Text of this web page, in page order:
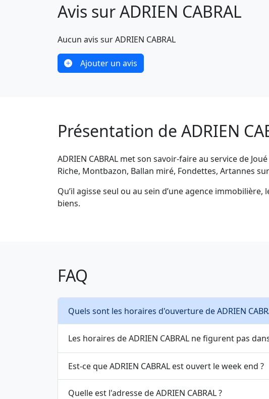
Avis sur ADRIEN CABRAL
Aucun avis sur ADRIEN CABRAL
Ajouter un avis
Présentation de ADRIEN
ADRIEN CABRAL met son savoir-faire au service de
Riche, Montbazon, Ballan miré, Fondettes, Artannes
Qu’il agisse seul ou au sein d’une agence
biens.
FAQ
Quels sont les horaires d'ouverture de ADRIEN
Les horaires de ADRIEN CABRAL ne figurent pas
Est-ce que ADRIEN CABRAL est ouvert le week end ?
Quelle est l'adresse de ADRIEN CABRAL ?